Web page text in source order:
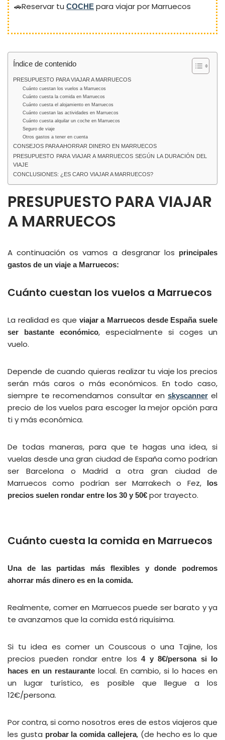
🚗Reservar tu COCHE para viajar por Marruecos
Índice de contenido
PRESUPUESTO PARA VIAJAR A MARRUECOS
Cuánto cuestan los vuelos a Marruecos
Cuánto cuesta la comida en Marruecos
Cuánto cuesta el alojamiento en Marruecos
Cuánto cuestan las actividades en Marruecos
Cuánto cuesta alquilar un coche en Marruecos
Seguro de viaje
Otros gastos a tener en cuenta
CONSEJOS PARA AHORRAR DINERO EN MARRUECOS
PRESUPUESTO PARA VIAJAR A MARRUECOS SEGÚN LA DURACIÓN DEL
VIAJE
CONCLUSIONES: ¿ES CARO VIAJAR A MARRUECOS?
PRESUPUESTO PARA VIAJAR
A MARRUECOS
A continuación os vamos a desgranar los principales
gastos de un viaje a Marruecos:
Cuánto cuestan los vuelos a Marruecos
La realidad es que viajar a Marruecos desde España suele
ser bastante económico, especialmente si coges un
vuelo.
Depende de cuando quieras realizar tu viaje los precios
serán más caros o más económicos. En todo caso,
siempre te recomendamos consultar en skyscannerel
precio de los vuelos para escoger la mejor opción para
ti y más económica.
De todas maneras, para que te hagas una idea, si
vuelas desde una gran ciudad de España como podrían
ser Barcelona o Madrid a otra gran ciudad de
Marruecos como podrían ser Marrakech o Fez,
los
precios suelen rondar entre los 30 y 50€ por trayecto.
Cuánto cuesta la comida en Marruecos
Una de las partidas más flexibles y donde podremos
ahorrar más dinero es en la comida.
Realmente, comer en Marruecos puede ser barato y ya
te avanzamos que la comida está riquísima.
Si tu idea es comer un Couscous o una Tajine, los
precios pueden rondar entre los 4 y 8€/persona si lo
haces en un restaurantelocal. En cambio, si lo haces en
un lugar turístico, es posible que llegue a los
12€/persona.
Por contra, si como nosotros eres de estos viajeros que
les gusta probar la comida callejera, (de hecho es lo que